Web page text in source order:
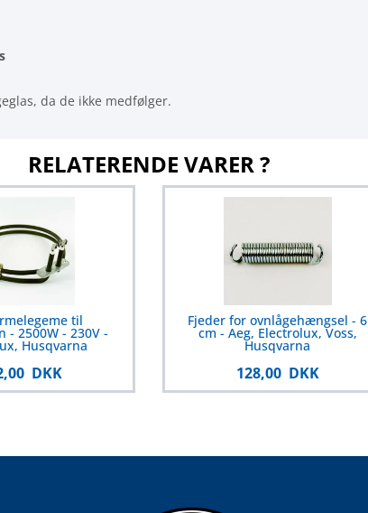
da de ikke medfølger.
RELATERENDE VARER ?
til
- 2500W - 230V -
Husqvarna
DKK
Fjeder for ovnlågehængsel - 6
cm - Aeg, Electrolux, Voss,
Husqvarna
128,00 DKK